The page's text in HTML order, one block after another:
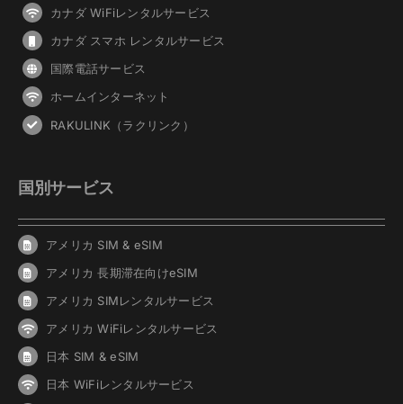
カナダ WiFiレンタルサービス
カナダ スマホ レンタルサービス
国際電話サービス
ホームインターネット
RAKULINK（ラクリンク）
国別サービス
アメリカ SIM & eSIM
アメリカ 長期滞在向けeSIM
アメリカ SIMレンタルサービス
アメリカ WiFiレンタルサービス
日本 SIM & eSIM
日本 WiFiレンタルサービス